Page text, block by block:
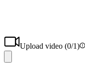
Upload video (0/1)